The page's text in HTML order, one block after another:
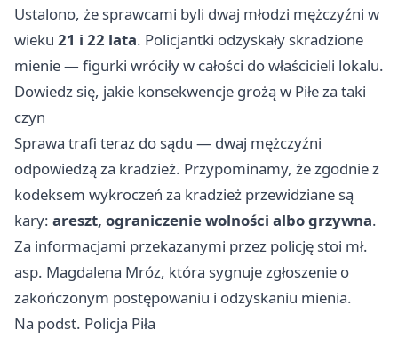
Ustalono, że sprawcami byli dwaj młodzi mężczyźni w
wieku 21 i 22 lata. Policjantki odzyskały skradzione
mienie — figurki wróciły w całości do właścicieli lokalu.
Dowiedz się, jakie konsekwencje grożą w Piłe za taki
czyn
Sprawa trafi teraz do sądu — dwaj mężczyźni
odpowiedzą za kradzież. Przypominamy, że zgodnie z
kodeksem wykroczeń za kradzież przewidziane są
kary: areszt, ograniczenie wolności albo grzywna.
Za informacjami przekazanymi przez policję stoi mł.
asp. Magdalena Mróz, która sygnuje zgłoszenie o
zakończonym postępowaniu i odzyskaniu mienia.
Na podst. Policja Piła